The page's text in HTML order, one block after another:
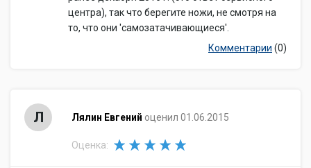
центра), так что берегите ножи, не смотря на
то, что они 'самозатачивающиеся'.
Комментарии (0)
Л Лялин Евгений оценил 01.06.2015
Оценка: